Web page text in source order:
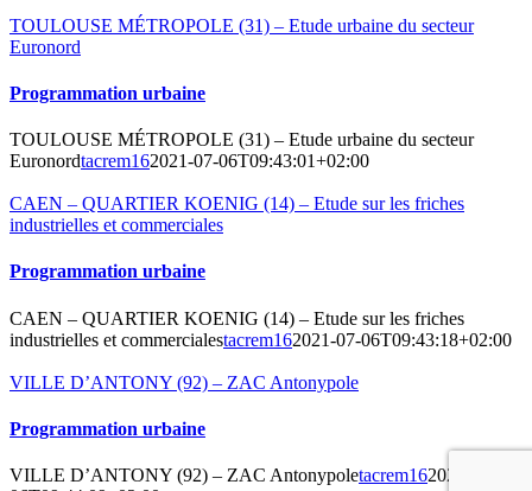
TOULOUSE MÉTROPOLE (31) – Etude urbaine du secteur
Euronord
Programmation urbaine
TOULOUSE MÉTROPOLE (31) – Etude urbaine du secteur
Euronordtacrem162021-07-06T09:43:01+02:00
CAEN – QUARTIER KOENIG (14) – Etude sur les friches
industrielles et commerciales
Programmation urbaine
CAEN – QUARTIER KOENIG (14) – Etude sur les friches
industrielles et commercialestacrem162021-07-06T09:43:18+02:00
VILLE D’ANTONY (92) – ZAC Antonypole
Programmation urbaine
VILLE D’ANTONY (92) – ZAC Antonypoletacrem162021-07-